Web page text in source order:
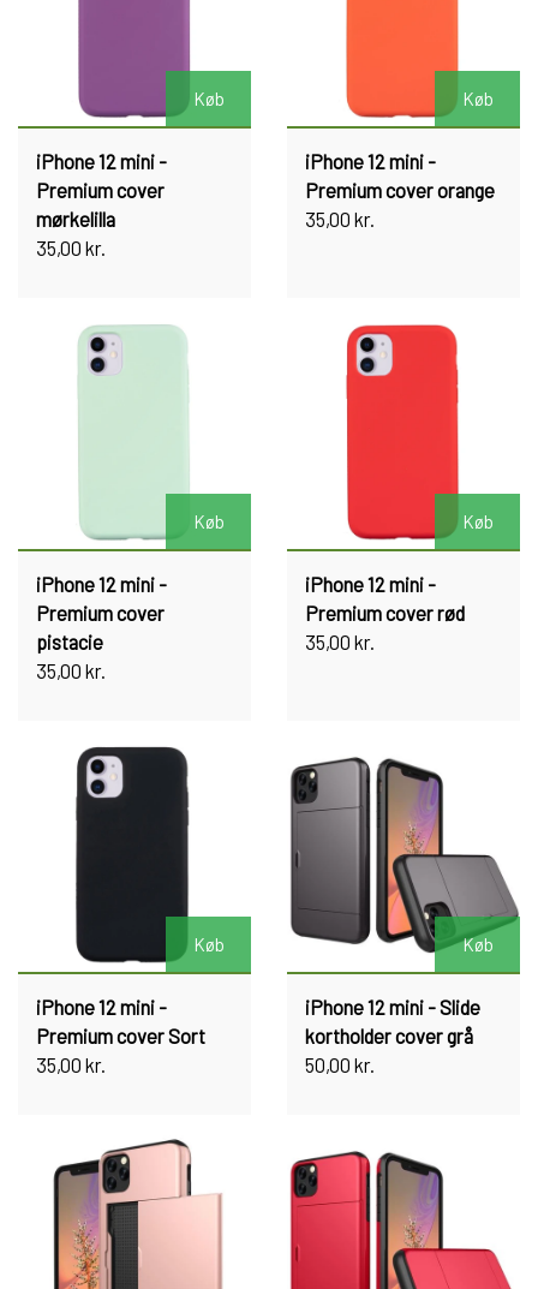
Køb
iPhone 12 mini -
Premium cover
mørkelilla
35,00 kr.
Køb
iPhone 12 mini -
Premium cover orange
35,00 kr.
Køb
iPhone 12 mini -
Premium cover
pistacie
35,00 kr.
Køb
iPhone 12 mini -
Premium cover rød
35,00 kr.
Køb
iPhone 12 mini -
Premium cover Sort
35,00 kr.
Køb
iPhone 12 mini - Slide
kortholder cover grå
50,00 kr.